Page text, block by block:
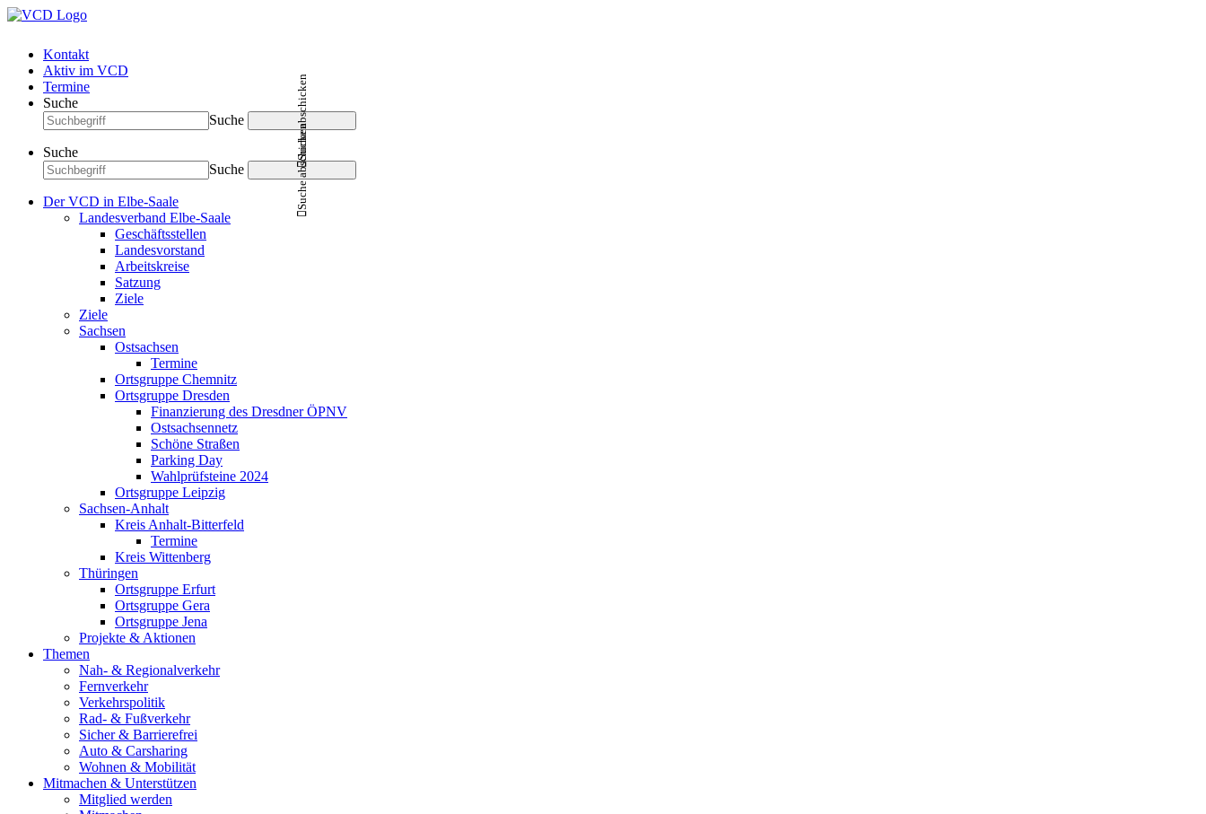
Kontakt
Aktiv im VCD
Termine
Suche
Suche
Suche abschicken
Suche
Suche
Suche abschicken
Der VCD in Elbe-Saale
Landesverband Elbe-Saale
Geschäftsstellen
Landesvorstand
Arbeitskreise
Satzung
Ziele
Ziele
Sachsen
Ostsachsen
Termine
Ortsgruppe Chemnitz
Ortsgruppe Dresden
Finanzierung des Dresdner ÖPNV
Ostsachsennetz
Schöne Straßen
Parking Day
Wahlprüfsteine 2024
Ortsgruppe Leipzig
Sachsen-Anhalt
Kreis Anhalt-Bitterfeld
Termine
Kreis Wittenberg
Thüringen
Ortsgruppe Erfurt
Ortsgruppe Gera
Ortsgruppe Jena
Projekte & Aktionen
Themen
Nah- & Regionalverkehr
Fernverkehr
Verkehrspolitik
Rad- & Fußverkehr
Sicher & Barrierefrei
Auto & Carsharing
Wohnen & Mobilität
Mitmachen & Unterstützen
Mitglied werden